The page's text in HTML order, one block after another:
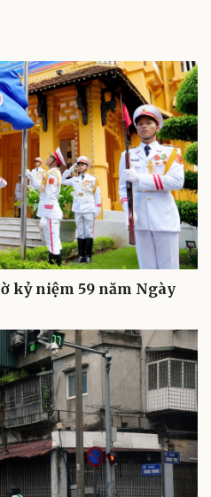
Podcast
Câu chuyện thời sự
Đọc truyện đêm khuya
Cửa sổ tình yêu
Kể chuyện cho bé
Hạt giống tâm hồn
kỷ niệm 59 năm Ngày